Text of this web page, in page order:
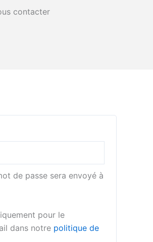
contacter
de passe sera envoyé à
pour le
dans notre politique de